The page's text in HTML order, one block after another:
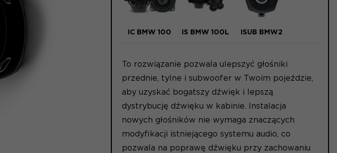
IC BMW 100 IS BMW 100L ISUB BMW2
To rozwiązanie pozwala ulepszyć głośniki
przednie, tylne i subwoofer w Twoim pojeździe,
aby uzyskać bogatszy dźwięk i lepszą
dystrybucję dźwięku w kabinie. Instalacja
nowych głośników nie wymaga znaczących
modyfikacji istniejącego systemu audio, co
pozwala na poprawę dźwięku przy zachowaniu